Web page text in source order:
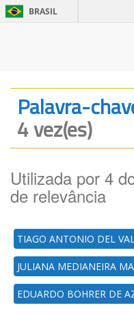
BRASIL
Palavra-
4 vez(es)
Utilizada por 4
de relevância
TIAGO ANTONIO DEL
JULIANA MEDIANEIRA
EDUARDO BOHRER DE